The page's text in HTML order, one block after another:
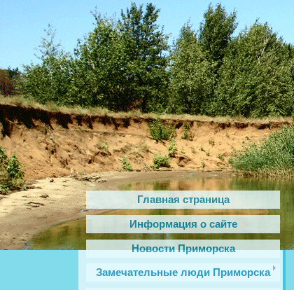
Главная страница
Информация о сайте
Новости Приморска
Замечательные люди Приморска